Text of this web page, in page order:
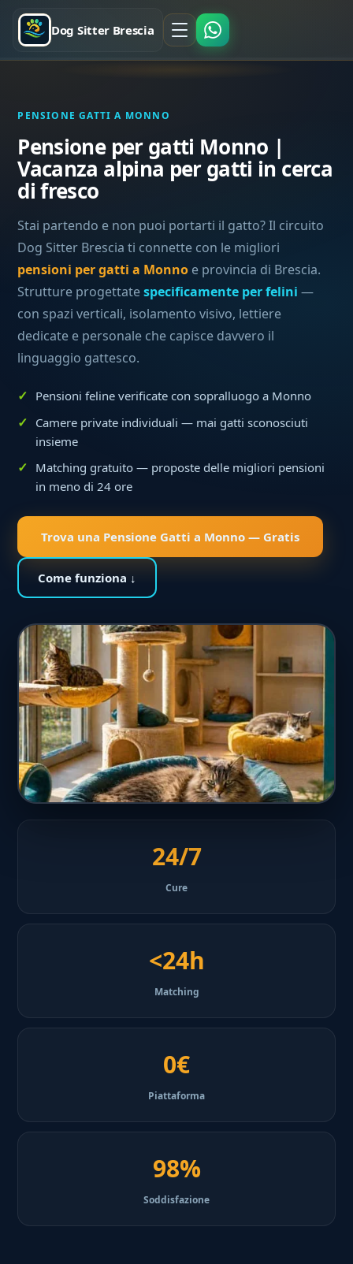
Dog Sitter Brescia
PENSIONE GATTI A MONNO
Pensione per gatti Monno |
Vacanza alpina per gatti in cerca
di fresco
Stai partendo e non puoi portarti il gatto? Il circuito
Dog Sitter Brescia ti connette con le migliori
pensioni per gatti a Monno e provincia di Brescia.
Strutture progettatespecificamente per felini —
con spazi verticali, isolamento visivo, lettiere
dedicate e personale che capisce davvero il
linguaggio gattesco.
Pensioni feline verificate con sopralluogo a Monno
Camere private individuali — mai gatti sconosciuti
insieme
Matching gratuito — proposte delle migliori pensioni
in meno di 24 ore
Trova una Pensione Gatti a Monno — Gratis
Come funziona ↓
24/7
Cure
<24h
Matching
0€
Piattaforma
98%
Soddisfazione